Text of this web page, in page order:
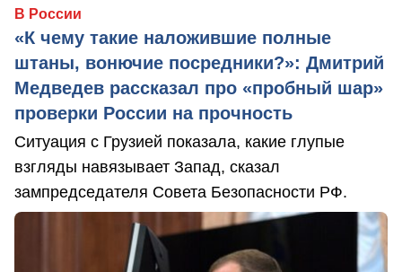
В России
«К чему такие наложившие полные
штаны, вонючие посредники?»: Дмитрий
Медведев рассказал про «пробный шар»
проверки России на прочность
Ситуация с Грузией показала, какие глупые
взгляды навязывает Запад, сказал
зампредседателя Совета Безопасности РФ.